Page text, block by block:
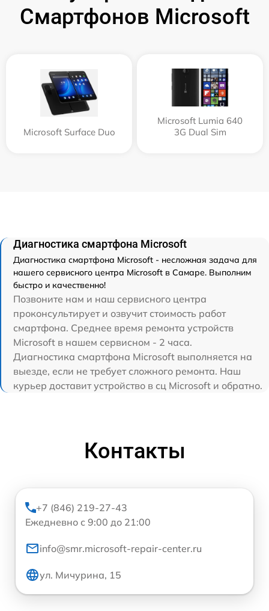
Смартфонов Microsoft
Microsoft Surface Duo
Microsoft Lumia 640
3G Dual Sim
Диагностика смартфона Microsoft
Диагностика смартфона Microsoft - несложная задача для
нашего сервисного центра Microsoft в Самаре. Выполним
быстро и качественно!
Позвоните нам и наш сервисного центра
проконсультирует и озвучит стоимость работ
смартфона. Среднее время ремонта устройств
Microsoft в нашем сервисном - 2 часа.
Диагностика смартфона Microsoft выполняется на
выезде, если не требует сложного ремонта. Наш
курьер доставит устройство в сц Microsoft и обратно.
Контакты
+7 (846) 219-27-43
Ежедневно с 9:00 до 21:00
info@smr.microsoft-repair-center.ru
ул. Мичурина, 15